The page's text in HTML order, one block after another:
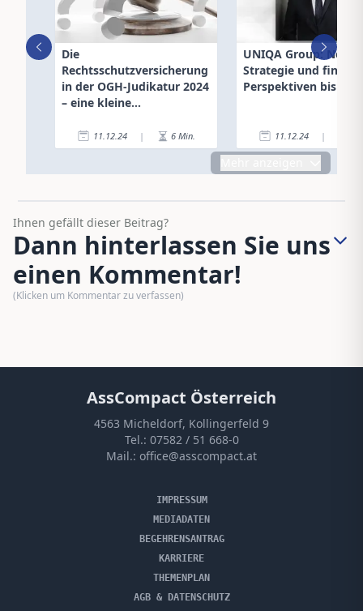
Die
Rechtsschutzversicherung
in der OGH-Judikatur 2024
– eine kleine
11.12.24 | 6 Min.
UNIQA Group: Neue
Strategie und
Perspektiven bis
11.12.24 |
Ihnen gefällt dieser Beitrag?
Dann hinterlassen Sie uns
einen Kommentar!
(Klicken um Kommentar zu verfassen)
AssCompact Österreich
4563 Micheldorf, Kollingerfeld 9
Tel.: 07582 / 51 668-0
Mail.: office@asscompact.at
IMPRESSUM
MEDIADATEN
BEGEHRENSANTRAG
KARRIERE
THEMENPLAN
AGB & DATENSCHUTZ